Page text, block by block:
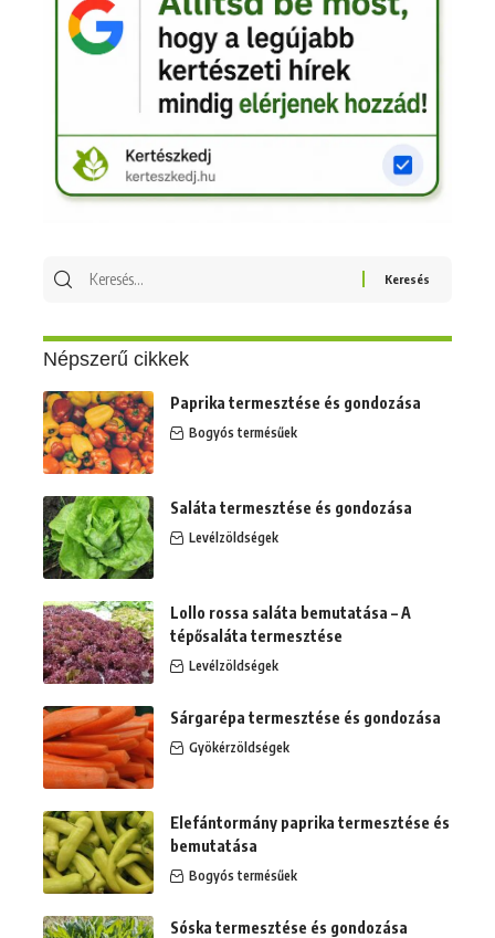
Keresés
Népszerű cikkek
Paprika termesztése és gondozása
Bogyós termésűek
Saláta termesztése és gondozása
Levélzöldségek
Lollo rossa saláta bemutatása – A
tépősaláta termesztése
Levélzöldségek
Sárgarépa termesztése és gondozása
Gyökérzöldségek
Elefántormány paprika termesztése és
bemutatása
Bogyós termésűek
Sóska termesztése és gondozása